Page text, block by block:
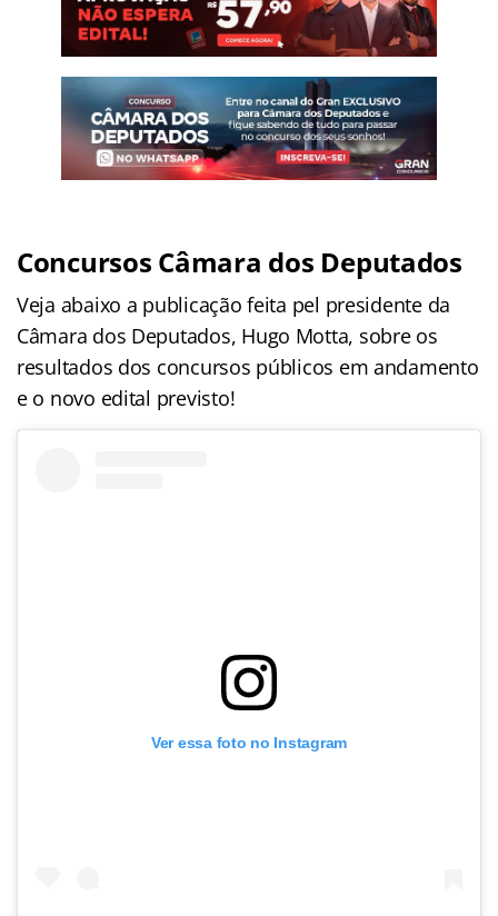
Concursos Câmara dos Deputados
Veja abaixo a publicação feita pel presidente da
Câmara dos Deputados, Hugo Motta, sobre os
resultados dos concursos públicos em andamento
e o novo edital previsto!
Ver essa foto no Instagram